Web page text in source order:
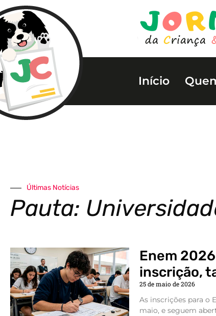
Início
Últimas Notícias
Pauta:
Enem
inscrição,
25 de maio de 2026
As inscrições para o
maio, e seguem